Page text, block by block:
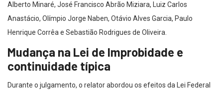
Anastácio, Olímpio Jorge Naben, Otávio Alves Garcia, Paulo
Henrique Corrêa e Sebastião Rodrigues de Oliveira.
Mudança na Lei de Improbidade e
continuidade típica
Durante o julgamento, o relator abordou os efeitos da Lei Federal
nº 14.230/2021 — que reformou a Lei de Improbidade